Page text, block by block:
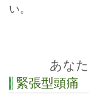
い。
あな
緊張型頭痛